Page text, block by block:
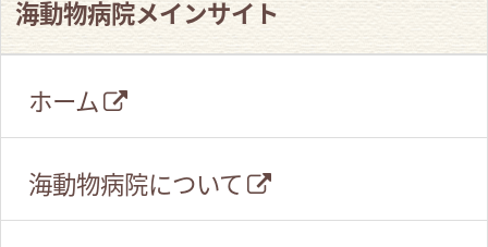
海動物病院メインサイト
ホーム
海動物病院について